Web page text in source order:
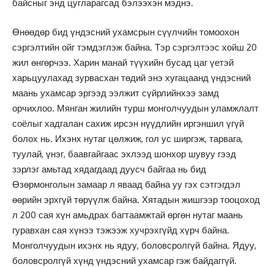
байсныг энд цугларагсад бэлээхэн мэднэ.
Өнөөдөр бид үндэсний ухамсрын сүүлчийн томоохон
сэргэлтийн ойг тэмдэглэж байна. Тэр сэргэлтээс хойш 20
жил өнгөрчээ. Харин манай түүхийн бусад цаг үетэй
харьцуулахад зурвасхан төдий энэ хугацаанд үндэсний
маань ухамсар эргээд ээлжит сүйрлийнхээ замд
орчихлоо. Мянган жилийн турш монголчуудын уламжлалт
соёлыг хадгалан сахиж ирсэн нүүдлийн иргэншил үгүй
болох нь. Ихэнх нутаг цөлжиж, гол ус ширгэж, тарвага,
туулай, үнэг, баавгайгаас эхлээд шонхор шувуу гээд
зэрлэг амьтад хядагдаад дуусч байгаа нь бид
Өзөрмонголын замаар л яваад байна уу гэх сэтгэгдэл
өөрийн эрхгүй төрүүлж байна. Хятадын жишгээр тооцоход
л 200 сая хүн амьдрах багтаамжтай өргөн нутаг маань
гуравхан сая хүнээ тэжээж хучрэхгүйд хүрч байна.
Монголчуудын ихэнх нь ядуу, боловсролгүй байна. Ядуу,
боловсролгүй хүнд үндэсний ухамсар гэж байдаггүй.